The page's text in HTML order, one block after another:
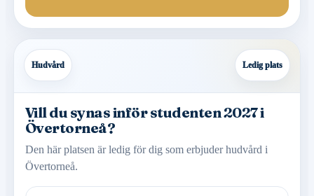
Hudvård Ledig plats
Vill du synas inför studenten 2027 i
Övertorneå?
Den här platsen är ledig för dig som erbjuder hudvård i
Övertorneå.